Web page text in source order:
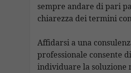
sempre andare di pari
chiarezza dei termini
Affidarsi a una
professionale consente di
individuare la soluzione